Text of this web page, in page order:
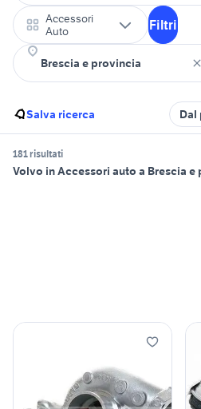
Accessori
Auto
Filtri
Salva ricerca Dal
181 risultati
Volvo in Accessori auto a Brescia e